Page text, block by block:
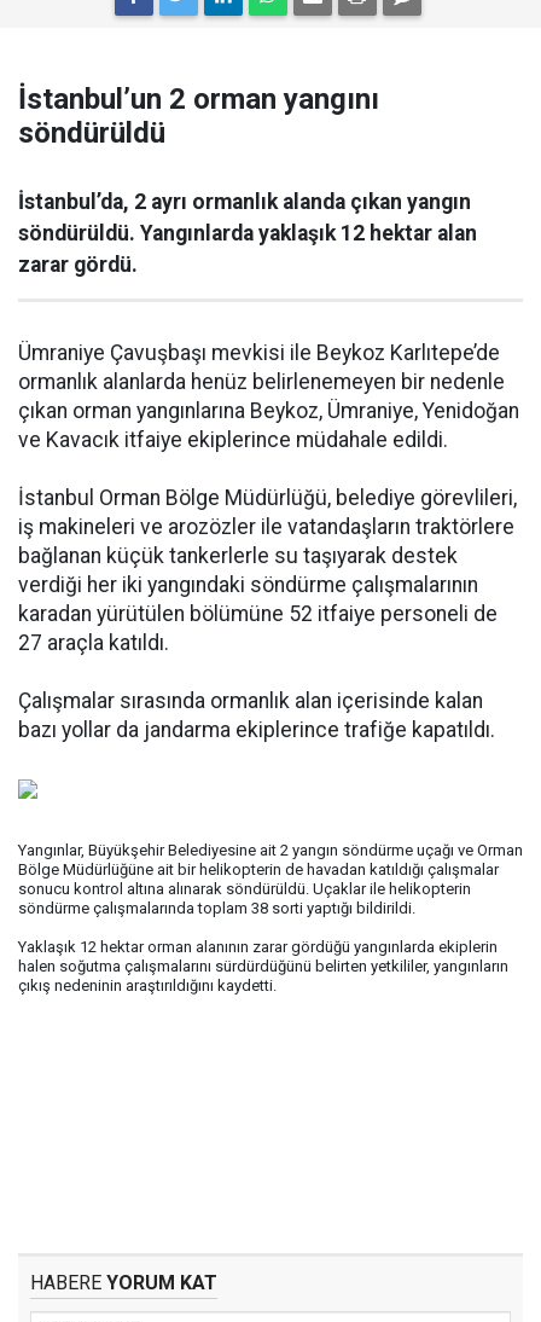
İstanbul’un 2 orman yangını
söndürüldü
İstanbul’da, 2 ayrı ormanlık alanda çıkan yangın
söndürüldü. Yangınlarda yaklaşık 12 hektar alan
zarar gördü.
Ümraniye Çavuşbaşı mevkisi ile Beykoz Karlıtepe’de
ormanlık alanlarda henüz belirlenemeyen bir nedenle
çıkan orman yangınlarına Beykoz, Ümraniye, Yenidoğan
ve Kavacık itfaiye ekiplerince müdahale edildi.
İstanbul Orman Bölge Müdürlüğü, belediye görevlileri,
iş makineleri ve arozözler ile vatandaşların traktörlere
bağlanan küçük tankerlerle su taşıyarak destek
verdiği her iki yangındaki söndürme çalışmalarının
karadan yürütülen bölümüne 52 itfaiye personeli de
27 araçla katıldı.
Çalışmalar sırasında ormanlık alan içerisinde kalan
bazı yollar da jandarma ekiplerince trafiğe kapatıldı.
Yangınlar, Büyükşehir Belediyesine ait 2 yangın söndürme uçağı ve Orman
Bölge Müdürlüğüne ait bir helikopterin de havadan katıldığı çalışmalar
sonucu kontrol altına alınarak söndürüldü. Uçaklar ile helikopterin
söndürme çalışmalarında toplam 38 sorti yaptığı bildirildi.
Yaklaşık 12 hektar orman alanının zarar gördüğü yangınlarda ekiplerin
halen soğutma çalışmalarını sürdürdüğünü belirten yetkililer, yangınların
çıkış nedeninin araştırıldığını kaydetti.
HABERE YORUM KAT